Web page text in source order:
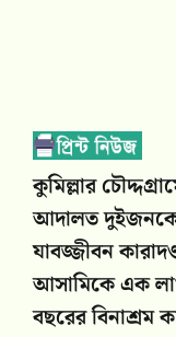
কুমিল্লার
আদালত
যাবজ্জীবন
আসামিকে এক
বছরের বিনাশ্রম